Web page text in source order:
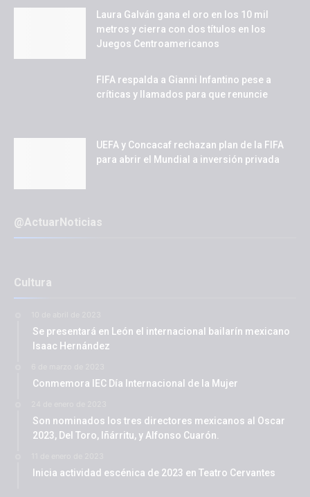
Laura Galván gana el oro en los 10 mil
metros y cierra con dos títulos en los
Juegos Centroamericanos
FIFA respalda a Gianni Infantino pese a
críticas y llamados para que renuncie
UEFA y Concacaf rechazan plan de la FIFA
para abrir el Mundial a inversión privada
@ActuarNoticias
Cultura
Se presentará en León el internacional bailarín mexicano
Isaac Hernández
Conmemora IEC Día Internacional de la Mujer
Son nominados los tres directores mexicanos al Oscar
2023, Del Toro, Iñárritu, y Alfonso Cuarón.
Inicia actividad escénica de 2023 en Teatro Cervantes